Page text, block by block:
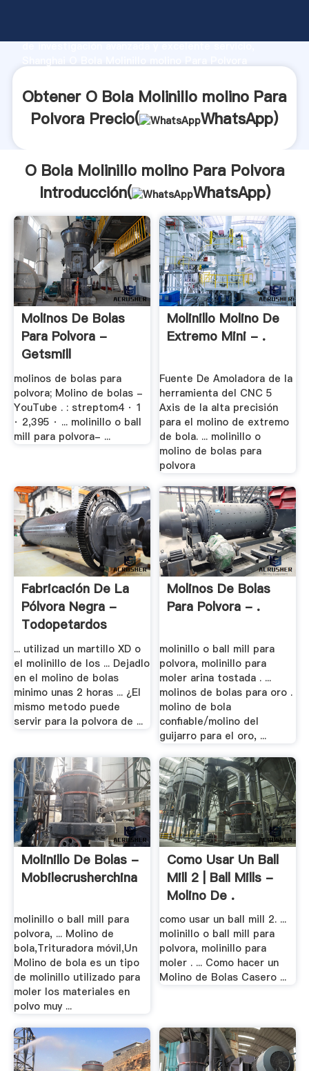
de investigación avanzada y excelente servicio,
clientes.
Obtener O Bola Molinillo molino Para
Polvora Precio(
WhatsApp)
O Bola Molinillo molino Para Polvora
Introducción(
WhatsApp)
Molinos De Bolas
Para Polvora -
Getsmill
molinos de bolas para
polvora; Molino de bolas -
YouTube . : streptom4 · 1
· 2,395 · ... molinillo o ball
mill para polvora- ...
Molinillo Molino De
Extremo Mini - .
Fuente De Amoladora de la
herramienta del CNC 5
Axis de la alta precisión
para el molino de extremo
de bola. ... molinillo o
molino de bolas para
polvora
Fabricación De La
Pólvora Negra -
Todopetardos
... utilizad un martillo XD o
el molinillo de los ... Dejadlo
en el molino de bolas
minimo unas 2 horas ... ¿El
mismo metodo puede
servir para la polvora de ...
Molinos De Bolas
Para Polvora - .
molinillo o ball mill para
polvora, molinillo para
moler arina tostada . ...
molinos de bolas para oro .
molino de bola
confiable/molino del
guijarro para el oro, ...
Molinillo De Bolas -
Mobilecrusherchina
molinillo o ball mill para
polvora, ... Molino de
bola,Trituradora móvil,Un
Molino de bola es un tipo
de molinillo utilizado para
moler los materiales en
polvo muy ...
Como Usar Un Ball
Mill 2 | Ball Mills -
Molino De .
como usar un ball mill 2. ...
molinillo o ball mill para
polvora, molinillo para
moler . ... Como hacer un
Molino de Bolas Casero ...